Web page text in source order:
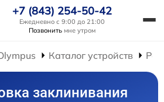
+7 (843) 254-50-42
Ежедневно с 9:00 до 21:00
Позвонить мне утром
Каталог устройств
заклинивания